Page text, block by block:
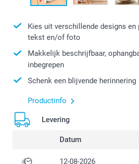
Kies uit verschillende designs
tekst en/of foto
Makkelijk beschrijfbaar,
inbegrepen
Schenk een blijvende herinnering
Productinfo
Levering
Datum
12-08-2026